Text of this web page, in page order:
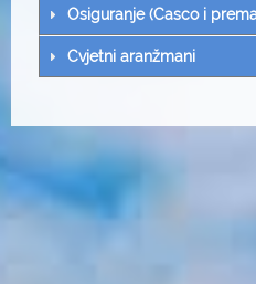
Osiguranje (Casco i
Cvjetni aranžmani